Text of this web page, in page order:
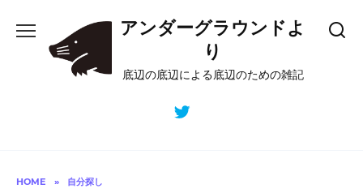
content
アンダーグラウンドよ
り
底辺の底辺による底辺のための雑記
HOME » 自分探し